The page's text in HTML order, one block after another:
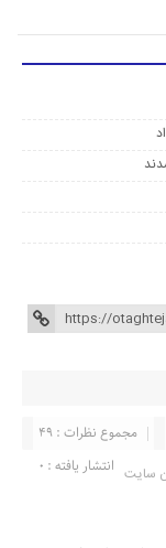
مجموع نظرات : 49
انتشار یافته : 0 سایت